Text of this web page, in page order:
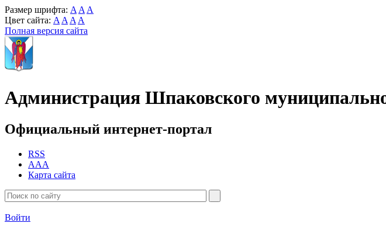
Размер шрифта: A A A
Цвет сайта: A A A A
Полная версия сайта
Администрация Шпаковского
Официальный интернет-портал
RSS
AAA
Карта сайта
Войти